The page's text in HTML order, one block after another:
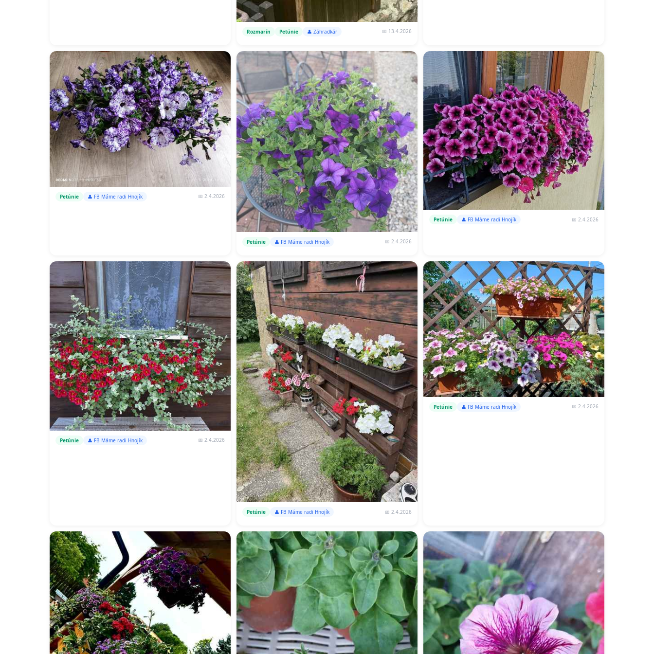
Rozmarín Petúnie 👤 Záhradkár 📅 13.4.2026
Petúnie 👤 FB Máme radi Hnojík 📅 2.4.2026
Petúnie 👤 FB Máme radi Hnojík 📅 2.4.2026
Petúnie 👤 FB Máme radi Hnojík 📅 2.4.2026
Petúnie 👤 FB Máme radi Hnojík 📅 2.4.2026
Petúnie 👤 FB Máme radi Hnojík 📅 2.4.2026
Petúnie 👤 FB Máme radi Hnojík 📅 2.4.2026